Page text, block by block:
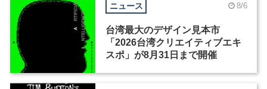
ニュース 8/6
台湾最大のデザイン見本市
「2026台湾クリエイティブエキ
スポ」が8月31日まで開催